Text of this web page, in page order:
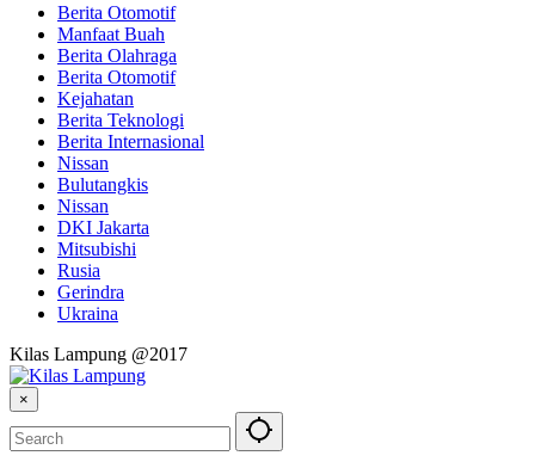
Berita Otomotif
Manfaat Buah
Berita Olahraga
Berita Otomotif
Kejahatan
Berita Teknologi
Berita Internasional
Nissan
Bulutangkis
Nissan
DKI Jakarta
Mitsubishi
Rusia
Gerindra
Ukraina
Kilas Lampung @2017
×